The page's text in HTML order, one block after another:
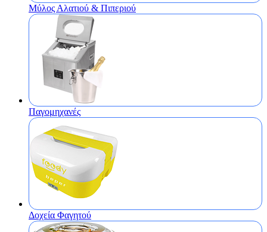
Μύλος Αλατιού & Πιπεριού
Παγομηχανές
Δοχεία Φαγητού